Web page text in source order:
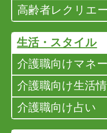
高齢者レクリエ
生活・スタイル
介護職向けマネ
介護職向け生活
介護職向け占い